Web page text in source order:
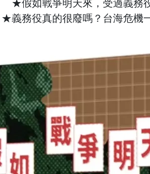
★假如戰爭明天來，受過義務
★義務役真的很廢嗎？台海危機